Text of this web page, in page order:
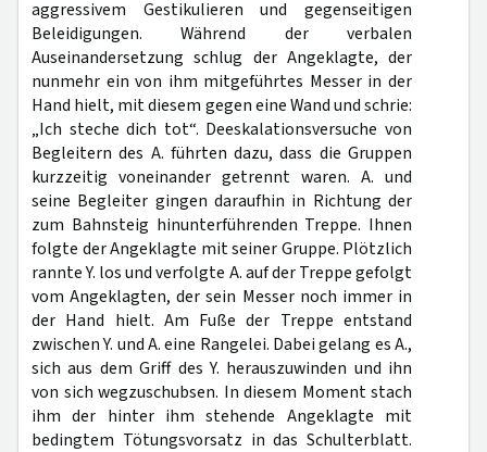
aggressivem Gestikulieren und gegenseitigen
Beleidigungen. Während der verbalen
Auseinandersetzung schlug der Angeklagte, der
nunmehr ein von ihm mitgeführtes Messer in der
Hand hielt, mit diesem gegen eine Wand und schrie:
„Ich steche dich tot“. Deeskalationsversuche von
Begleitern des A. führten dazu, dass die Gruppen
kurzzeitig voneinander getrennt waren. A. und
seine Begleiter gingen daraufhin in Richtung der
zum Bahnsteig hinunterführenden Treppe. Ihnen
folgte der Angeklagte mit seiner Gruppe. Plötzlich
rannte Y. los und verfolgte A. auf der Treppe gefolgt
vom Angeklagten, der sein Messer noch immer in
der Hand hielt. Am Fuße der Treppe entstand
zwischen Y. und A. eine Rangelei. Dabei gelang es A.,
sich aus dem Griff des Y. herauszuwinden und ihn
von sich wegzuschubsen. In diesem Moment stach
ihm der hinter ihm stehende Angeklagte mit
bedingtem Tötungsvorsatz in das Schulterblatt.